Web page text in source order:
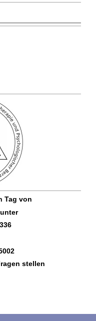
Tag von
stellen